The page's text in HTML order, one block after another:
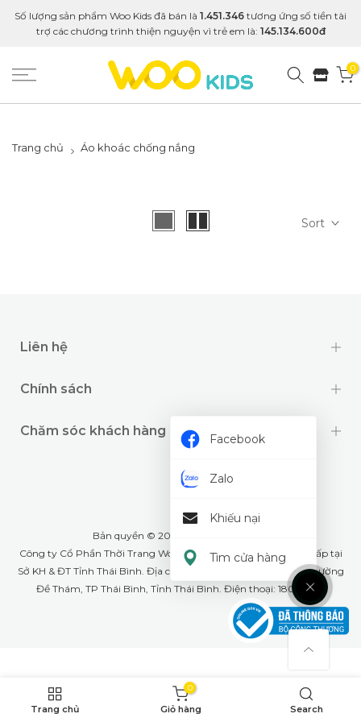
Số lượng sản phẩm Woo Kids đã bán là 1.451.346 tương ứng số tiền tài
trợ các chương trình thiện nguyện vì trẻ em là: 145.134.600đ
0
Trang chủ Áo khoác chống nắng
Sort
Liên hệ
Chính sách
Chăm sóc khách hàng
Bản quyền © 2024 thuộc về
Công ty Cổ Phần Thời Trang Woo Kids- GPĐKKD: 1001268555 cấp tại
Sở KH & ĐT Tỉnh Thái Bình. Địa chỉ văn phòng: Số 79A Lê Lợi, phường
Đề Thám, TP Thái Bình, Tỉnh Thái Bình. Điện thoại: 18008226
Facebook
Zalo
Khiếu nại
Tìm cửa hàng
Trang chủ
0
Giỏ hàng Search